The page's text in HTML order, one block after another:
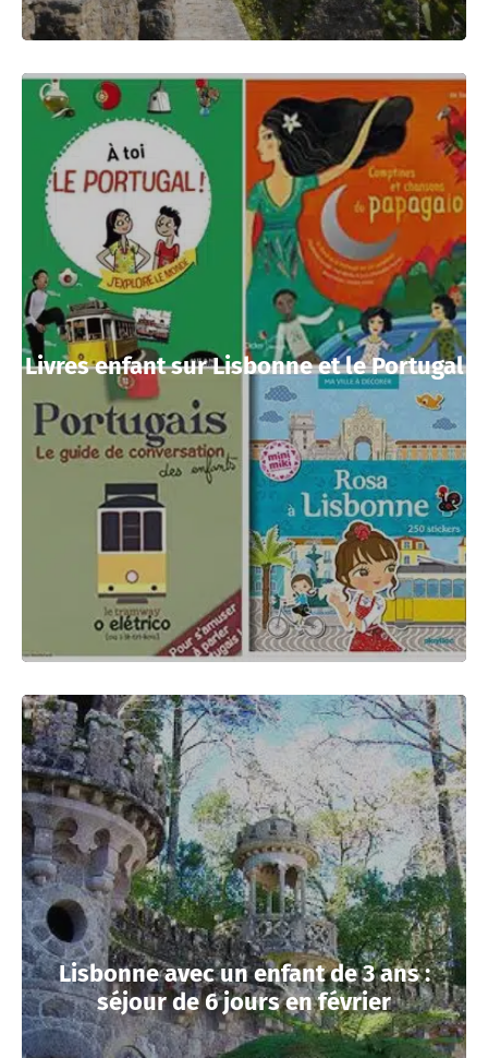
Livres enfant sur Lisbonne et le Portugal
Lisbonne avec un enfant de 3 ans :
séjour de 6 jours en février